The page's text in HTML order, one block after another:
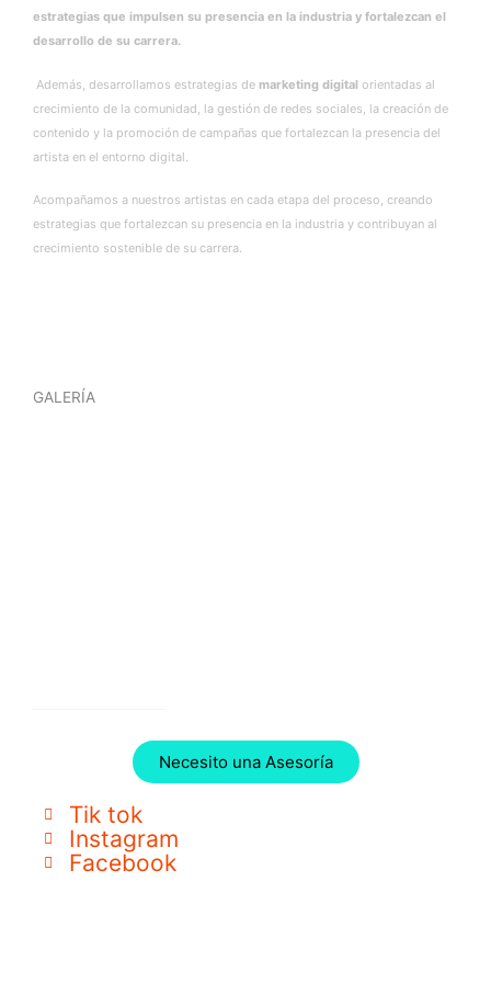
estrategias que impulsen su presencia en la industria y fortalezcan el
desarrollo de su carrera.
Además, desarrollamos estrategias de marketing digital orientadas al
crecimiento de la comunidad, la gestión de redes sociales, la creación de
contenido y la promoción de campañas que fortalezcan la presencia del
artista en el entorno digital.
Acompañamos a nuestros artistas en cada etapa del proceso, creando
estrategias que fortalezcan su presencia en la industria y contribuyan al
crecimiento sostenible de su carrera.
GALERÍA
Necesito una Asesoría
Tik tok
Instagram
Facebook